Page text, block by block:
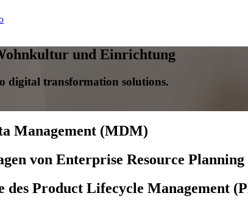
und Einrichtung
digital transformation solutions.
Management (MDM)
von Enterprise Resource Planning
des Product Lifecycle Management